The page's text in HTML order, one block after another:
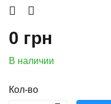
0 грн
В наличии
Кол-во